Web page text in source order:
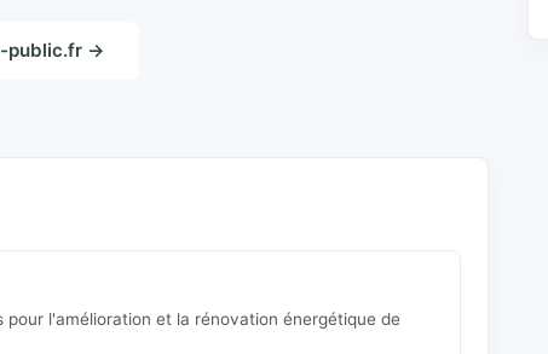
public.fr →
pour l'amélioration et la rénovation énergétique de